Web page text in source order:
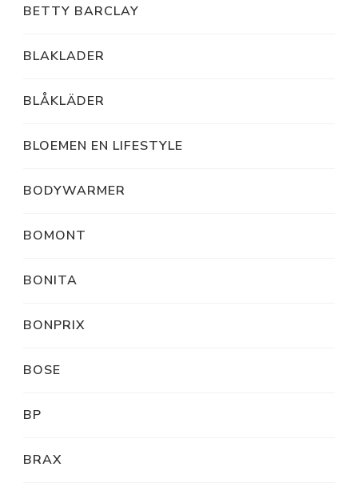
BETTY BARCLAY
BLAKLADER
BLÅKLÄDER
BLOEMEN EN LIFESTYLE
BODYWARMER
BOMONT
BONITA
BONPRIX
BOSE
BP
BRAX